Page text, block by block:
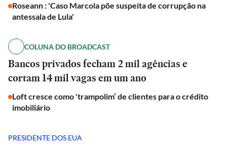
Roseann : 'Caso Marcola põe suspeita de corrupção na
antessala de Lula'
COLUNA DO BROADCAST
Bancos privados fecham 2 mil agências e
cortam 14 mil vagas em um ano
Loft cresce como 'trampolim’ de clientes para o crédito
imobiliário
PRESIDENTE DOS EUA